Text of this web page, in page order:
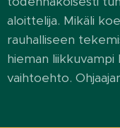
aloittelija. Mikäli
rauhalliseen
hieman liikkuvampi
vaihtoehto.